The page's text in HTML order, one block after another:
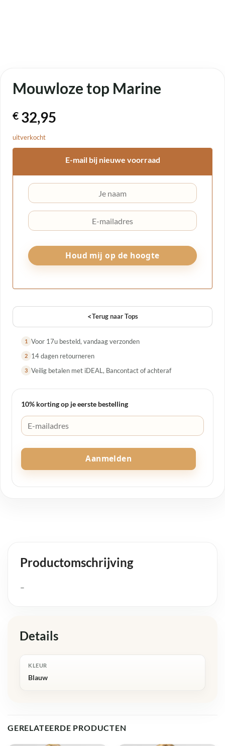
Mouwloze top Marine
€ 32,95
uitverkocht
E-mail bij nieuwe voorraad
<Terug naar Tops
1 Voor 17u besteld, vandaag verzonden
2 14 dagen retourneren
3 Veilig betalen met iDEAL, Bancontact of achteraf
10% korting op je eerste bestelling
Aanmelden
Productomschrijving
–
Details
KLEUR
Blauw
GERELATEERDE PRODUCTEN